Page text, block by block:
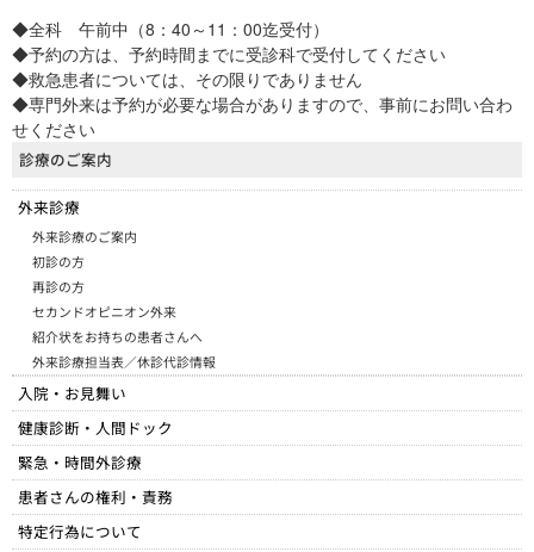
◆全科 午前中（8：40～11：00迄受付）
◆予約の方は、予約時間までに受診科で受付してください
◆救急患者については、その限りでありません
◆専門外来は予約が必要な場合がありますので、事前にお問い合わ
せください
診療のご案内
外来診療
外来診療のご案内
初診の方
再診の方
セカンドオピニオン外来
紹介状をお持ちの患者さんへ
外来診療担当表／休診代診情報
入院・お見舞い
健康診断・人間ドック
緊急・時間外診療
患者さんの権利・責務
特定行為について